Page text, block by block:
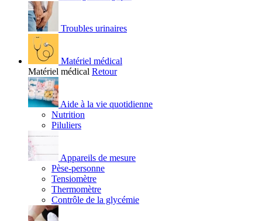
Troubles urinaires
Matériel médical
Matériel médical Retour
Aide à la vie quotidienne
Nutrition
Piluliers
Appareils de mesure
Pèse-personne
Tensiomètre
Thermomètre
Contrôle de la glycémie